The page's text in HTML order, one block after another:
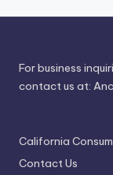
For business
contact us at:
California
Contact Us